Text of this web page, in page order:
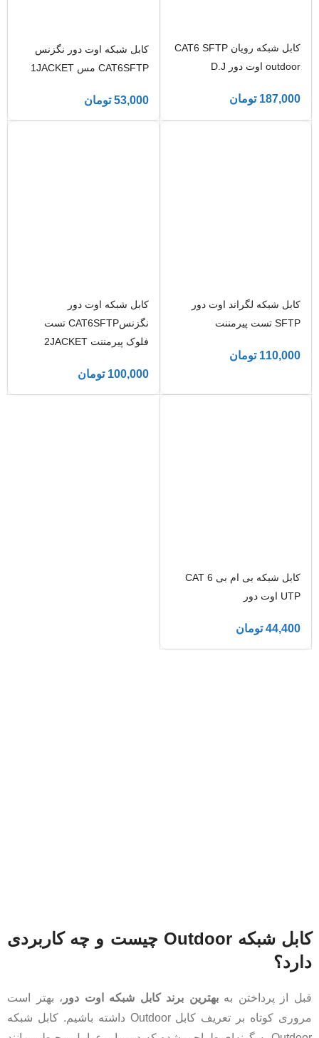
کابل شبکه رویان CAT6 SFTP
outdoor اوت دور D.J
187,000 تومان
کابل شبکه اوت دور نگزنس
CAT6SFTP مس 1JACKET
53,000 تومان
کابل شبکه لگراند اوت دور
SFTP تست پیرمننت
110,000 تومان
کابل شبکه اوت دور
نگزنسCAT6SFTP تست
فلوک پیرمننت 2JACKET
100,000 تومان
کابل شبکه بی ام بی CAT 6
UTP اوت دور
44,400 تومان
کابل شبکه Outdoor چیست و چه کاربردی
دارد؟
قبل از پرداختن بهبهترین برند کابل شبکه اوت دور ، بهتر است
مروری کوتاه بر تعریف کابل Outdoor داشته باشیم. کابل شبکه